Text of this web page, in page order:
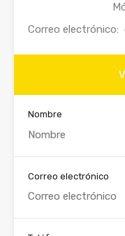
Correo electrónico:
Nombre
Correo electrónico